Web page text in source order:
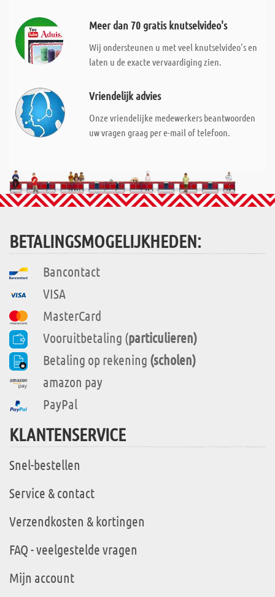
Meer dan 70 gratis knutselvideo's
Wij ondersteunen u met veel knutselvideo's en
laten u de exacte vervaardiging zien.
Vriendelijk advies
Onze vriendelijke medewerkers beantwoorden
uw vragen graag per e-mail of telefoon.
BETALINGSMOGELIJKHEDEN:
Bancontact
VISA
MasterCard
Vooruitbetaling (particulieren)
Betaling op rekening (scholen)
amazon pay
PayPal
KLANTENSERVICE
Snel-bestellen
Service & contact
Verzendkosten & kortingen
FAQ - veelgestelde vragen
Mijn account